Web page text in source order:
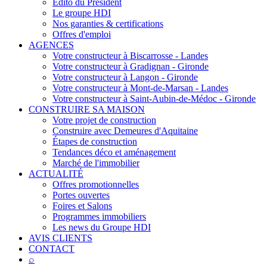
Édito du Président
Le groupe HDI
Nos garanties & certifications
Offres d'emploi
AGENCES
Votre constructeur à Biscarrosse - Landes
Votre constructeur à Gradignan - Gironde
Votre constructeur à Langon - Gironde
Votre constructeur à Mont-de-Marsan - Landes
Votre constructeur à Saint-Aubin-de-Médoc - Gironde
CONSTRUIRE SA MAISON
Votre projet de construction
Construire avec Demeures d'Aquitaine
Étapes de construction
Tendances déco et aménagement
Marché de l'immobilier
ACTUALITÉ
Offres promotionnelles
Portes ouvertes
Foires et Salons
Programmes immobiliers
Les news du Groupe HDI
AVIS CLIENTS
CONTACT
⌕